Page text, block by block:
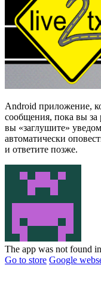
Android приложение,
сообщения, пока вы за
вы «заглушите»
автоматически
и ответите позже.
The app was not found
Go to store Google